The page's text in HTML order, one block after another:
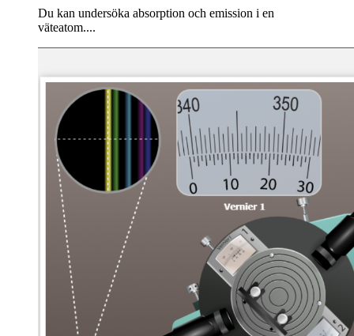
Du kan undersöka absorption och emission i en
väteatom....